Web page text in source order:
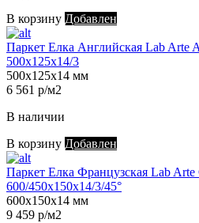
В корзину Добавлен
Паркет Елка Английская Lab Arte
500х125х14/3
500х125х14 мм
6 561 р/м2
В наличии
В корзину Добавлен
Паркет Елка Французская Lab
600/450х150х14/3/45°
600х150х14 мм
9 459 р/м2